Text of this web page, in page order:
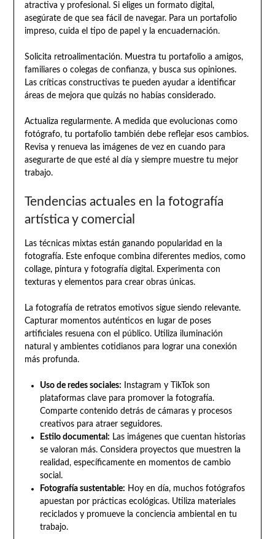
atractiva y profesional. Si eliges un formato digital,
asegúrate de que sea fácil de navegar. Para un portafolio
impreso, cuida el tipo de papel y la encuadernación.
Solicita retroalimentación. Muestra tu portafolio a amigos,
familiares o colegas de confianza, y busca sus opiniones.
Las críticas constructivas te pueden ayudar a identificar
áreas de mejora que quizás no habías considerado.
Actualiza regularmente. A medida que evolucionas como
fotógrafo, tu portafolio también debe reflejar esos cambios.
Revisa y renueva las imágenes de vez en cuando para
asegurarte de que esté al día y siempre muestre tu mejor
trabajo.
Tendencias actuales en la fotografía
artística y comercial
Las técnicas mixtas están ganando popularidad en la
fotografía. Este enfoque combina diferentes medios, como
collage, pintura y fotografía digital. Experimenta con
texturas y elementos para crear obras únicas.
La fotografía de retratos emotivos sigue siendo relevante.
Capturar momentos auténticos en lugar de poses
artificiales resuena con el público. Utiliza iluminación
natural y ambientes cotidianos para lograr una conexión
más profunda.
Uso de redes sociales: Instagram y TikTok son
plataformas clave para promover la fotografía.
Comparte contenido detrás de cámaras y procesos
creativos para atraer seguidores.
Estilo documental: Las imágenes que cuentan historias
se valoran más. Considera proyectos que muestren la
realidad, específicamente en momentos de cambio
social.
Fotografía sustentable: Hoy en día, muchos fotógrafos
apuestan por prácticas ecológicas. Utiliza materiales
reciclados y promueve la conciencia ambiental en tu
trabajo.